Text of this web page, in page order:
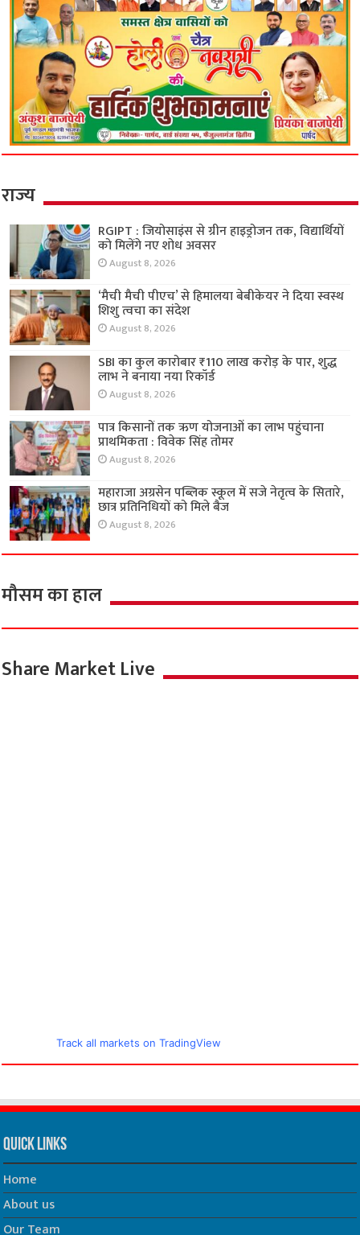
राज्य
RGIPT : जियोसाइंस से ग्रीन हाइड्रोजन तक, विद्यार्थियों
को मिलेंगे नए शोध अवसर
August 8, 2026
‘मैची मैची पीएच’ से हिमालया बेबीकेयर ने दिया स्वस्थ
शिशु त्वचा का संदेश
August 8, 2026
SBI का कुल कारोबार ₹110 लाख करोड़ के पार, शुद्ध
लाभ ने बनाया नया रिकॉर्ड
August 8, 2026
पात्र किसानों तक ऋण योजनाओं का लाभ पहुंचाना
प्राथमिकता : विवेक सिंह तोमर
August 8, 2026
महाराजा अग्रसेन पब्लिक स्कूल में सजे नेतृत्व के सितारे,
छात्र प्रतिनिधियों को मिले बैज
August 8, 2026
मौसम का हाल
Share Market Live
Track all markets on TradingView
Quick Links
Home
About us
Our Team